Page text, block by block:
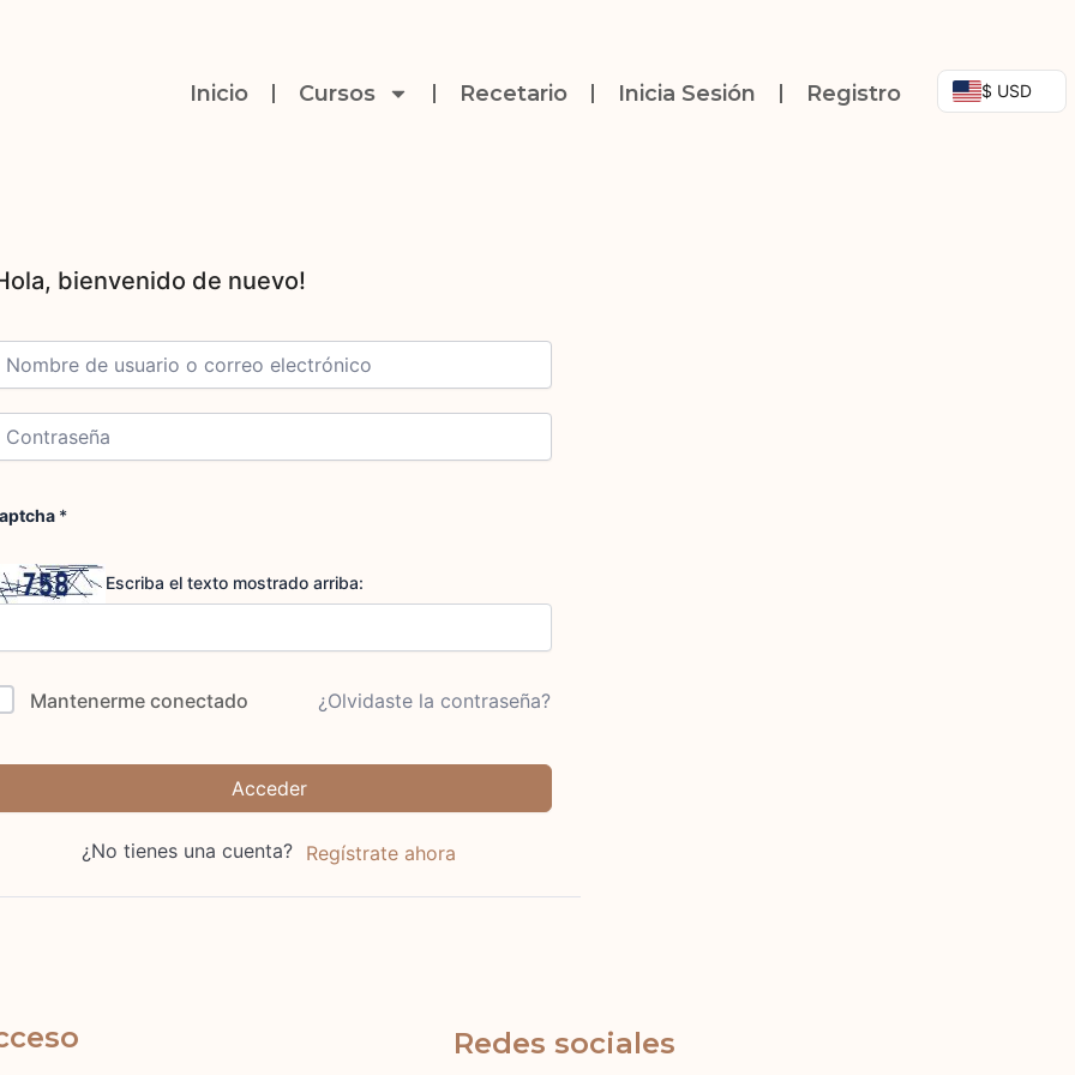
Inicio Cursos Recetario Inicia Sesión Registro $ USD
*
Escriba el texto mostrado arriba:
Mantenerme conectado ¿Olvidaste la contraseña?
Acceder
¿No tienes una cuenta? Regístrate ahora
Redes sociales